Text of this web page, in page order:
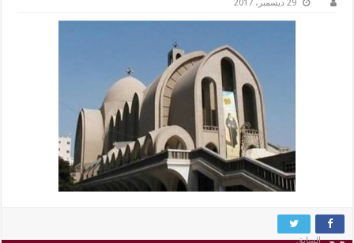
29 ديسمبر، 2017
السابق